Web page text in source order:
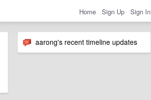
Home Sign Up Sign In
aarong's recent timeline updates